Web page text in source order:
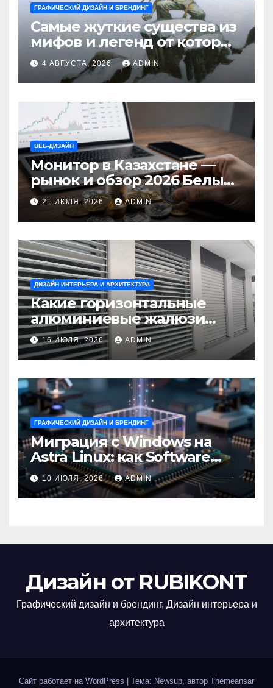
ГРАФИЧЕСКИЙ ДИЗАЙН И БРЕНДИНГ
Самые жуткие существа из
мифов и легенд от которых
стынет кровь
4 АВГУСТА, 2026 ADMIN
ВЕБ-ДИЗАЙН
Монитор в Казахстане —
рынок и обзор 2026 Белый
Ветер Shop.kz
21 ИЮЛЯ, 2026 ADMIN
ДИЗАЙН ИНТЕРЬЕРА И АРХИТЕКТУРА
Какие горизонтальные
алюминиевые жалюзи
выбрать для окон?
16 ИЮЛЯ, 2026 ADMIN
ГРАФИЧЕСКИЙ ДИЗАЙН И БРЕНДИНГ
Миграция с Windows на
Astra Linux: как Software
Group успешно перешла на
отечественную ОС
10 ИЮЛЯ, 2026 ADMIN
Дизайн от RUBIKONT
Графический дизайн и брендинг, Дизайн интерьера и
архитектура
Сайт работает на WordPress | Тема: Newsup, автор Themeansar